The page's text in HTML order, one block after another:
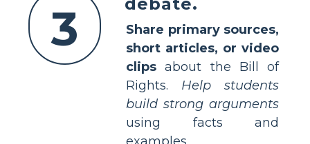
3
Share primary sources,
short articles, or video
clips about the Bill of
Rights. Help students
build strong arguments
using facts and